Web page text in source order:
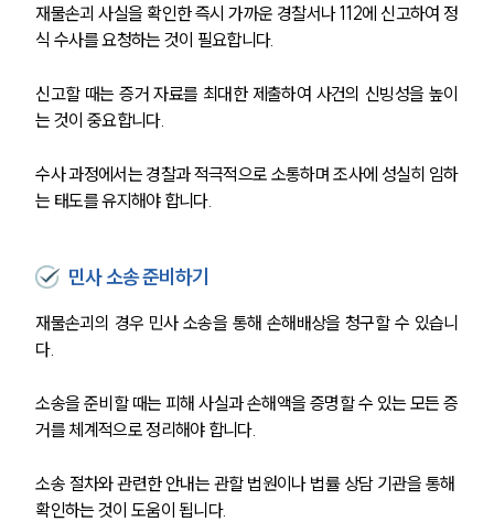
재물손괴 사실을 확인한 즉시 가까운 경찰서나 112에 신고하여 정
식 수사를 요청하는 것이 필요합니다.
신고할 때는 증거 자료를 최대한 제출하여 사건의 신빙성을 높이
는 것이 중요합니다.
수사 과정에서는 경찰과 적극적으로 소통하며 조사에 성실히 임하
는 태도를 유지해야 합니다.
민사 소송 준비하기
재물손괴의 경우 민사 소송을 통해 손해배상을 청구할 수 있습니
다.
소송을 준비할 때는 피해 사실과 손해액을 증명할 수 있는 모든 증
거를 체계적으로 정리해야 합니다.
소송 절차와 관련한 안내는 관할 법원이나 법률 상담 기관을 통해
확인하는 것이 도움이 됩니다.